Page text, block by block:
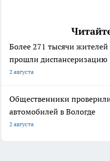
Более 271 тысячи жителей
прошли диспансеризацию
2 августа
Общественники
автомобилей в Вологде
2 августа